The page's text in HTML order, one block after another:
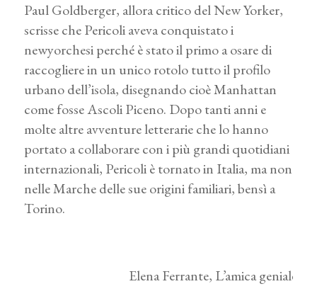
Paul Goldberger, allora critico del New Yorker,
scrisse che Pericoli aveva conquistato i
newyorchesi perché è stato il primo a osare di
raccogliere in un unico rotolo tutto il profilo
urbano dell’isola, disegnando cioè Manhattan
come fosse Ascoli Piceno. Dopo tanti anni e
molte altre avventure letterarie che lo hanno
portato a collaborare con i più grandi quotidiani
internazionali, Pericoli è tornato in Italia, ma non
nelle Marche delle sue origini familiari, bensì a
Torino.
Elena Ferrante, L’amica geniale